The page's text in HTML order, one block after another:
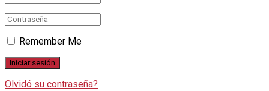
Remember Me
Olvidó su contraseña?